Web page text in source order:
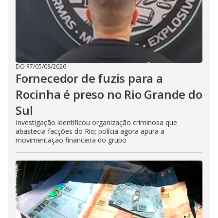
DO R7/05/08/2026
Fornecedor de fuzis para a
Rocinha é preso no Rio Grande do
Sul
Investigação identificou organização criminosa que
abastecia facções do Rio; polícia agora apura a
movimentação financeira do grupo